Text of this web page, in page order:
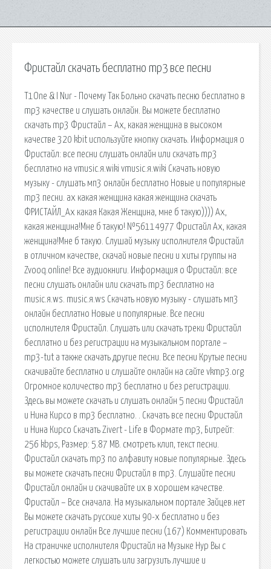
Фристайл скачать бесплатно mp3 все песни
T1One & I Nur - Почему Так Больно скачать песню бесплатно в
mp3 качестве и слушать онлайн. Вы можете бесплатно
скачать mp3 Фристайл – Ах, какая женщина в высоком
качестве 320 kbit используйте кнопку скачать. Информация о
Фристайл: все песни слушать онлайн или скачать mp3
бесплатно на vmusic.я.wiki vmusic.я.wiki Скачать новую
музыку - слушать мп3 онлайн бесплатно Новые и популярные
mp3 песни. ах какая женщина какая женщина скачать
ФРИСТАЙЛ_Ах какая Какая Женщина, мне б такую)))) Ах,
какая женщина!Мне б такую! №56114977 Фристайл Ах, какая
женщина!Мне б такую. Слушай музыку исполнителя Фристайл
в отличном качестве, скачай новые песни и хиты группы на
Zvooq.online! Все аудиокниги. Информация о Фристайл: все
песни слушать онлайн или скачать mp3 бесплатно на
music.я.ws. music.я.ws Скачать новую музыку - слушать мп3
онлайн бесплатно Новые и популярные. Все песни
исполнителя Фристайл. Слушать или скачать треки Фристайл
бесплатно и без регистрации на музыкальном портале –
mp3-tut а также скачать другие песни. Все песни Крутые песни
скачивайте бесплатно и слушайте онлайн на сайте vkmp3.org
Огромное количество mp3 бесплатно и без регистрации.
Здесь вы можете скачать и слушать онлайн 5 песни Фристайл
и Нина Кирсо в mp3 бесплатно. . Скачать все песни Фристайл
и Нина Кирсо Скачать Zivert - Life в Формате mp3, Битрейт:
256 kbps, Размер: 5.87 MB. смотреть клип, текст песни.
Фристайл скачать mp3 по алфавиту новые популярные. Здесь
вы можете скачать песни Фристайл в mp3. Слушайте песни
Фристайл онлайн и скачивайте их в хорошем качестве.
Фристайл – Все сначала. На музыкальном портале Зайцев.нет
Вы можете скачать русские хиты 90-х бесплатно и без
регистрации онлайн Все лучшие песни (167) Комментировать
На страничке исполнителя Фристайл на Музыке Нур Вы с
легкостью можете слушать или загрузить лучшие и